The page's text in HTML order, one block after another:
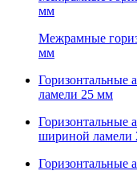
мм
Межрамные
мм
ламели 25 мм
Горизонтальные
шириной ламели
Горизонтальные